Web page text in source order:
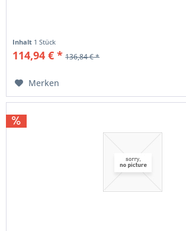
Inhalt 1 Stück
114,94 € * 136,84 € *
Merken